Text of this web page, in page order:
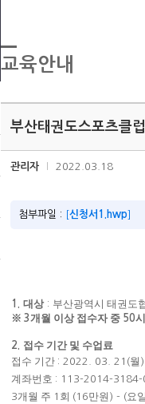
교육안내
부산태권도스포츠클
관리자 2022.03.18
첨부파일 : [신청서1.hwp]
1. 대상 : 부산광역시 태권도
※ 3개월 이상 접수자 중 50
2. 접수 기간 및 수업료
접수 기간 : 2022. 03. 21(월
계좌번호 : 113-2014-3184-
3개월 주 1 회 (16만원 ) - (요